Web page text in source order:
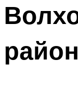
район